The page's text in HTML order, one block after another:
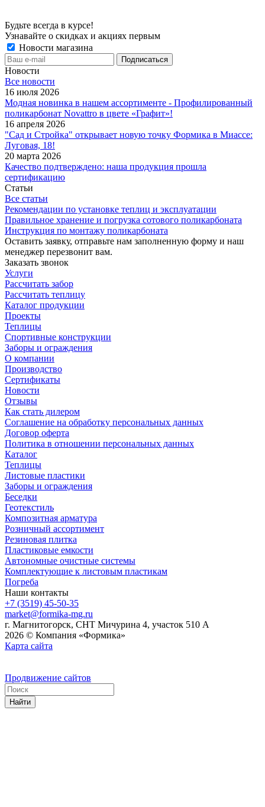
Будьте всегда в курсе!
Узнавайте о скидках и акциях первым
Новости магазина
Новости
Все новости
16 июля 2026
Модная новинка в нашем ассортименте - Профилированный
поликарбонат Novattro в цвете «Графит»!
16 апреля 2026
"Сад и Стройка" открывает новую точку Формика в Миассе:
Луговая, 18!
20 марта 2026
Качество подтверждено: наша продукция прошла
сертификацию
Статьи
Все статьи
Рекомендации по установке теплиц и эксплуатации
Правильное хранение и погрузка сотового поликарбоната
Инструкция по монтажу поликарбоната
Оставить заявку, отправьте нам заполненную форму и наш
менеджер перезвонит вам.
Заказать звонок
Услуги
Рассчитать забор
Рассчитать теплицу
Каталог продукции
Проекты
Теплицы
Спортивные конструкции
Заборы и ограждения
О компании
Производство
Сертификаты
Новости
Отзывы
Как стать дилером
Соглашение на обработку персональных данных
Договор оферта
Политика в отношении персональных данных
Каталог
Теплицы
Листовые пластики
Заборы и ограждения
Беседки
Геотекстиль
Композитная арматура
Розничный ассортимент
Резиновая плитка
Пластиковые емкости
Автономные очистные системы
Комплектующие к листовым пластикам
Погреба
Наши контакты
+7 (3519) 45-50-35
market@formika-mg.ru
г. Магнитогорск, СНТ Мичурина 4, участок 510 А
2026 © Компания «Формика»
Карта сайта
Продвижение сайтов
Найти